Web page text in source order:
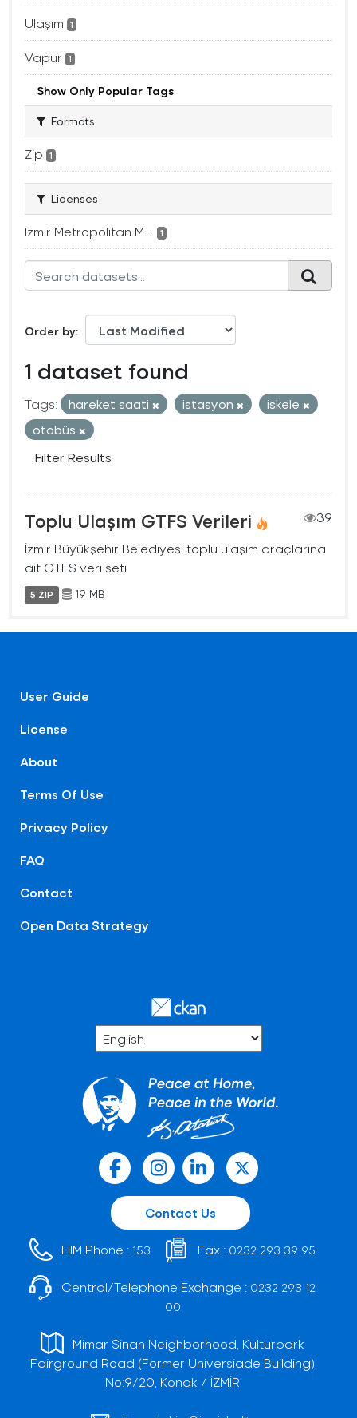
Ulaşım 1
Vapur 1
Show Only Popular Tags
Formats
Zip 1
Licenses
Izmir Metropolitan M... 1
Order by
1 dataset found
Tags: hareket saati istasyon
iskele
otobüs
Filter Results
Toplu Ulaşım GTFS Verileri
39
İzmir Büyükşehir Belediyesi toplu ulaşım araçlarına
ait GTFS veri seti
5 ZIP 19 MB
User Guide
License
About
Terms Of Use
Privacy Policy
FAQ
Contact
Open Data Strategy
Contact Us
HIM Phone : 153 Fax : 0232 293 39 95
Central/Telephone Exchange : 0232 293 12
00
Mimar Sinan Neighborhood, Kültürpark
Fairground Road (Former Universiade Building)
No:9/20, Konak / İZMİR